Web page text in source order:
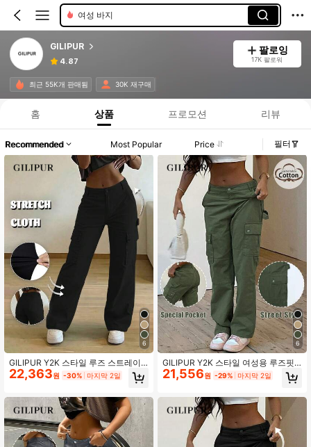
여성 바지
GILIPUR
4.87
팔로잉
17K 팔로워
최근 55K개 판매됨 30K 재구매
홈 상품 프로모션 리뷰
Recommended Most Popular Price 필터
6
GILIPUR Y2K 스타일 루즈 스트레이
트 레그 블랙 멀티 포켓 캐주얼 레트로
우아한 와이드 레그 팬츠, 스트리트 패
22,363원 -30% 마지막 2일
6
GILIPUR Y2K 스타일 여성용 루즈핏
스트레이트 레그 아미 그린 멀티 포켓
캐주얼 빈티지 우아한 와이드 레그 팬
21,556원 -29% 마지막 2일